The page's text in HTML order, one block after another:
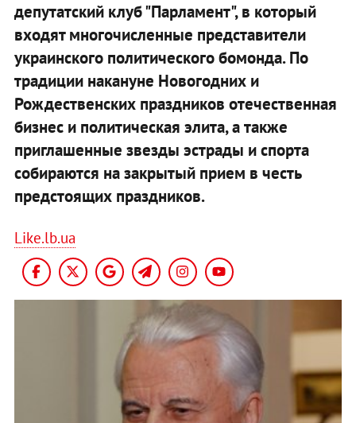
депутатский клуб "Парламент", в который
входят многочисленные представители
украинского политического бомонда. По
традиции накануне Новогодних и
Рождественских праздников отечественная
бизнес и политическая элита, а также
приглашенные звезды эстрады и спорта
собираются на закрытый прием в честь
предстоящих праздников.
Like.lb.ua